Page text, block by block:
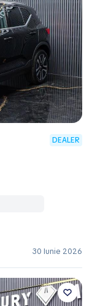
DEALER
30 Iunie 2026